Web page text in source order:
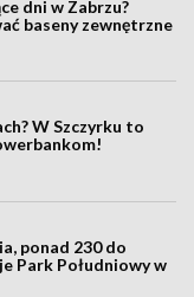
dni w Zabrzu?
baseny zewnętrzne
W Szczyrku to
ponad 230 do
Park Południowy w